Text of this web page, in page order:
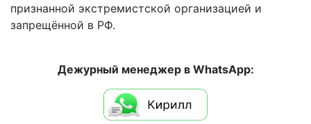
признанной экстремистской организацией и
запрещённой в РФ.
Дежурный менеджер в WhatsApp: